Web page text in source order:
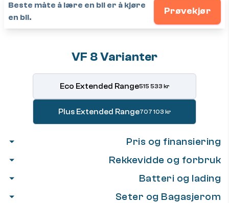
Beste måte å lære en bil er å kjøre
en bil.
Prøvekjør
VF 8 Varianter
Eco Extended Range515 533 kr
Plus Extended Range707 103 kr
Pris og finansiering
Rekkevidde og forbruk
Batteri og lading
Seter og Bagasjerom